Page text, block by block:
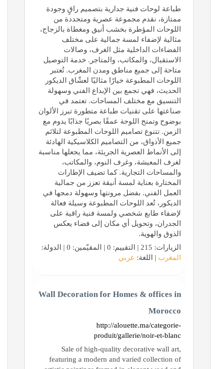
طباعة لوحات فنية جدارية بتصميم راقٍ وجودة
ممتازة، نقدم مجموعة عصرية ومتجددة من
اللوحات المؤطرة بخشب أنيق ومغطاة بالزجاج،
مثالية لإضفاء لمسة جمالية على مختلف
الفضاءات الداخلية مثل الغرف، وصالات
الاستقبال، والمكاتب، والمتاجر. خدمة التوصيل
متاحة إلى جميع مناطق ومدن المغرب. تُعتبر
اللوحات المطبوعة خيارًا مثاليًا لعشّاق الديكور
الحديث، فهي تجمع بين الإبداع الفني وسهولة
التنسيق مع مختلف المساحات. تعتمد في
صناعتها على تقنيات طباعة متطورة تبرز الألوان
بوضوح وتمنح اللوحة عمقًا بصريًا جذابًا يدوم مع
الزمن. تتنوع تصاميم اللوحات المطبوعة لتلائم
جميع الأذواق، من التصاميم الكلاسيكية الهادئة
إلى الأنماط العصرية الجريئة، مما يجعلها مناسبة
لغرف المعيشة، وغرف النوم، والمكاتب،
والمساحات التجارية. كما تضيف الإطارات
المختارة بعناية لمسة أنيقة تعزز من جمالية
العمل الفني. بفضل مرونتها وسهولة دمجها في
الديكور، تُعد اللوحات المطبوعة وسيلة فعالة
لإضفاء طابع شخصي ولمسة فنية راقية على
الجدران، وتحويل أي مكان إلى فضاء يعكس
الذوق والهوية.
الزيارات: 215 | التقييم: 0 | المقيّمين: 0 | الدولة:
المغرب | اللغة: عربي
Wall Decoration for Homes & offices in
Morocco
http://alouette.ma/categorie-
produit/gallerie/noir-et-blanc
Sale of high-quality decorative wall art,
featuring a modern and varied collection of